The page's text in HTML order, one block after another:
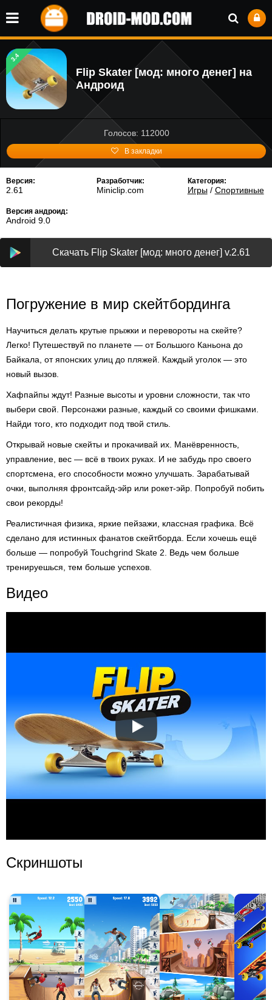
3.4
Flip Skater [мод: много денег] на
Андроид
Голосов: 112000
В закладки
Версия:
2.61
Разработчик:
Miniclip.com
Категория:
Игры/ Спортивные
Версия андроид:
Android 9.0
Скачать Flip Skater [мод: много денег] v.2.61
Погружение в мир скейтбординга
Научиться делать крутые прыжки и перевороты на скейте?
Легко! Путешествуй по планете — от Большого Каньона до
Байкала, от японских улиц до пляжей. Каждый уголок — это
новый вызов.
Хафпайпы ждут! Разные высоты и уровни сложности, так что
выбери свой. Персонажи разные, каждый со своими фишками.
Найди того, кто подходит под твой стиль.
Открывай новые скейты и прокачивай их. Манёвренность,
управление, вес — всё в твоих руках. И не забудь про своего
спортсмена, его способности можно улучшать. Зарабатывай
очки, выполняя фронтсайд-эйр или рокет-эйр. Попробуй побить
свои рекорды!
Реалистичная физика, яркие пейзажи, классная графика. Всё
сделано для истинных фанатов скейтборда. Если хочешь ещё
больше — попробуй Touchgrind Skate 2. Ведь чем больше
тренируешься, тем больше успехов.
Видео
Скриншоты